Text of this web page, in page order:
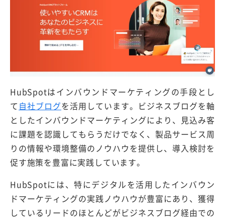
HubSpotはインバウンドマーケティングの手段とし
て 自社ブログを活用しています。ビジネスブログを軸
としたインバウンドマーケティングにより、見込み客
に課題を認識してもらうだけでなく、製品サービス周
りの情報や環境整備のノウハウを提供し、導入検討を
促す施策を豊富に実践しています。
HubSpotには、特にデジタルを活用したインバウン
ドマーケティングの実践ノウハウが豊富にあり、獲得
しているリードのほとんどがビジネスブログ経由での